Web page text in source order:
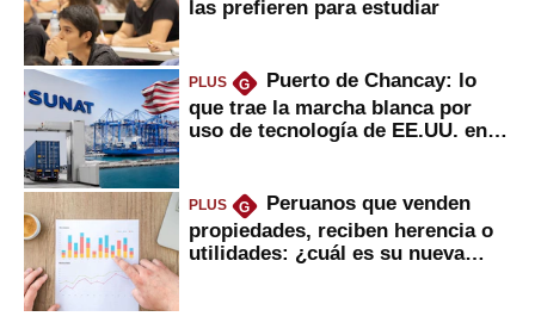
las prefieren para estudiar
PLUS G
Puerto de Chancay: lo
que trae la marcha blanca por
uso de tecnología de EE.UU. en
PLUS G
Peruanos que venden
propiedades, reciben herencia o
utilidades: ¿cuál es su nueva